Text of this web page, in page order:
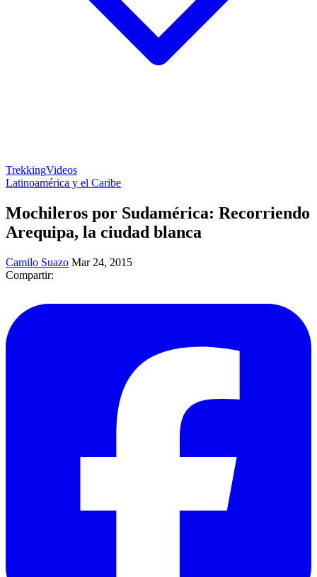
TrekkingVideos
Latinoamérica y el Caribe
Mochileros por Sudamérica: Recorriendo
Arequipa, la ciudad blanca
Camilo Suazo Mar 24, 2015
Compartir: